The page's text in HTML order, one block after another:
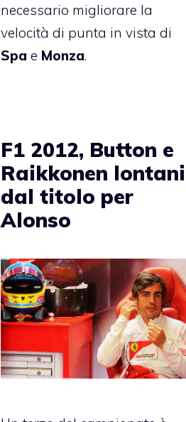
necessario migliorare la
velocità di punta in vista di
Spa e Monza.
F1 2012, Button e
Raikkonen lontani
dal titolo per
Alonso